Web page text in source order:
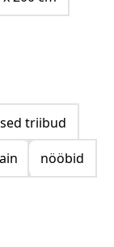
triibud
nööbid